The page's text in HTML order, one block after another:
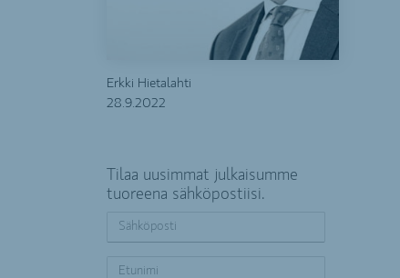
Erkki Hietalahti
28.9.2022
Tilaa uusimmat julkaisumme
tuoreena sähköpostiisi.